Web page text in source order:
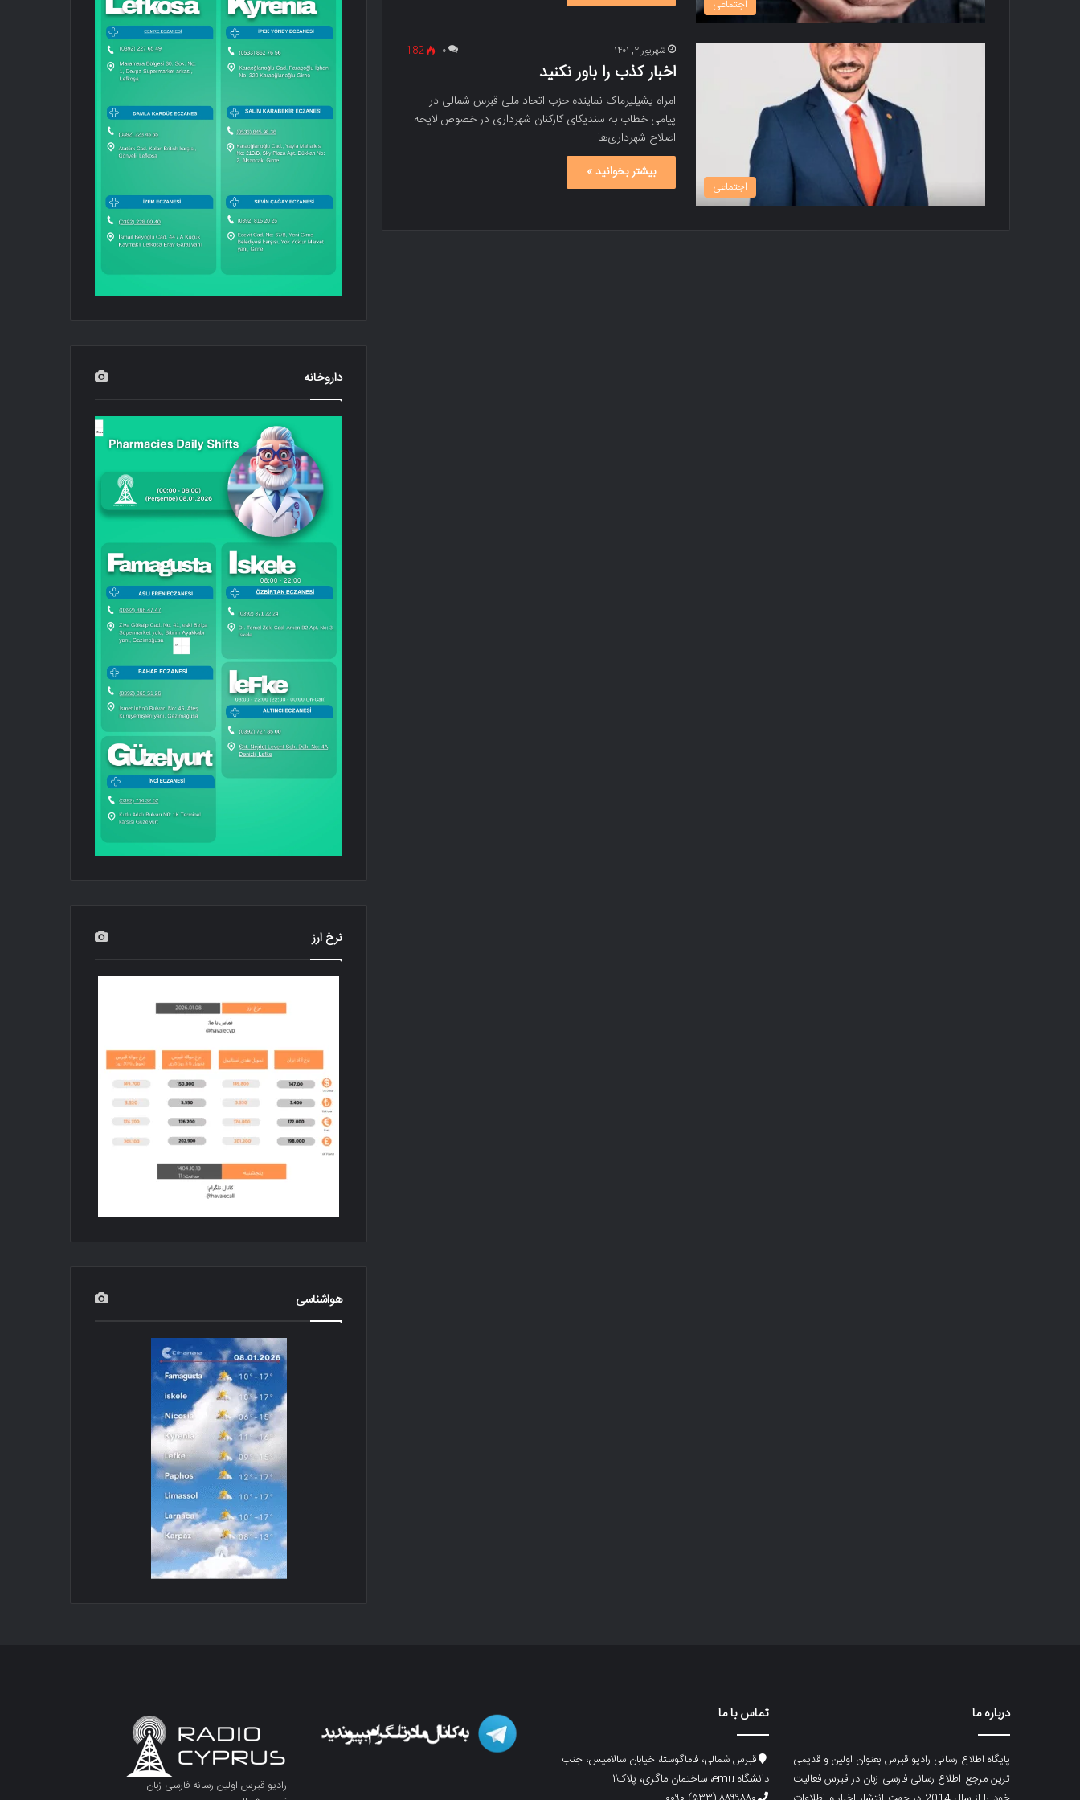
اجتماعی
اجتماعی
شهریور ۲, ۱۴۰۱ ۰ 182
اخبار کذب را باور نکنید
امراه یشیلیرماک نماینده حزب اتحاد ملی قبرس شمالی در
پیامی خطاب به سندیکای کارکنان شهرداری در خصوص لایحه
اصلاح شهرداری‌ها…
بیشتر بخوانید »
داروخانه
نرخ ارز
هواشناسی
درباره ما
پایگاه اطلاع رسانی رادیو قبرس بعنوان اولین و قدیمی
ترین مرجع اطلاع رسانی فارسی زبان در قبرس فعالیت
تماس با ما
قبرس شمالی، فاماگوستا، خیابان سالامیس، جنب
دانشگاه emu، ساختمان ماگری، پلاک۲
رادیو قبرس اولین رسانه فارسی زبان